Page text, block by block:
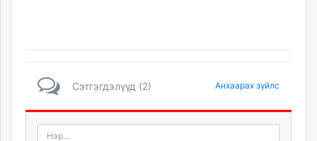
Сэтгэгдэлүүд (2) Анхаарах зүйлс